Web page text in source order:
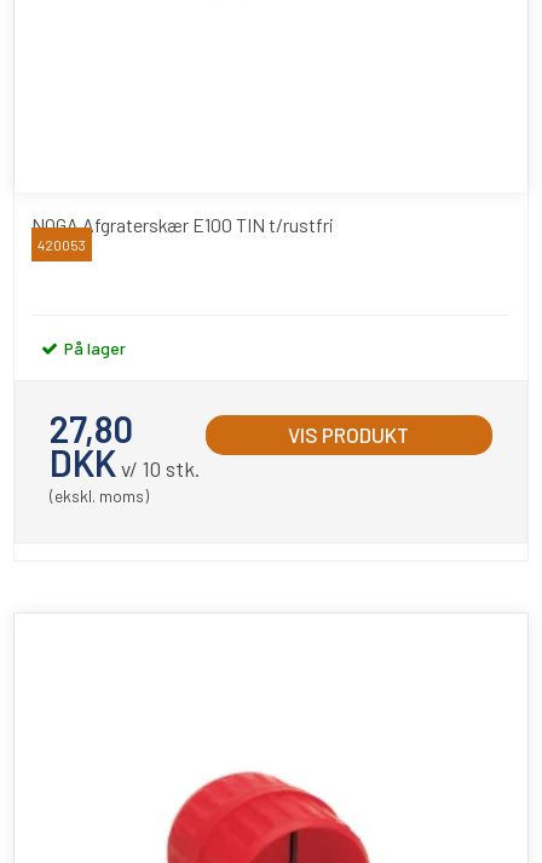
NOGA Afgraterskær E100 TIN t/rustfri
NOGA
420053
På lager
27,80
DKKv/ 10 stk.
(ekskl. moms)
VIS PRODUKT